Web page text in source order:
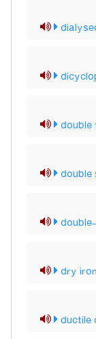
double
dry iron
ductile